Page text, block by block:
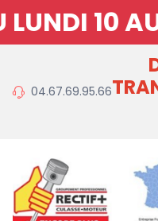
LUNDI 10
04.67.69.95.66